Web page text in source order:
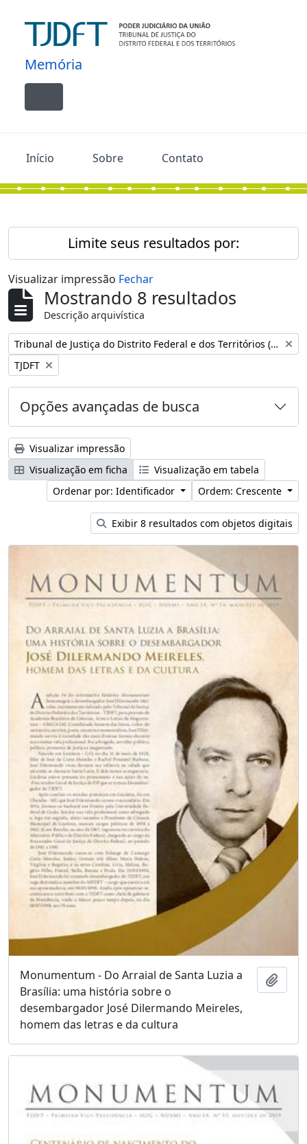
Memória
Toggle navigation
Início Sobre Contato
Limite seus resultados por:
Visualizar impressão Fechar
Mostrando 8 resultados
Descrição arquivística
Remover filtro:
Tribunal de Justiça do Distrito Federal e dos Territórios (Brasil)
Remover filtro:
TJDFT
Opções avançadas de busca
Visualizar impressão
Visualização em ficha
Visualização em tabela
Ordenar por: Identificador
Ordem: Crescente
Exibir 8 resultados com objetos digitais
Monumentum - Do Arraial de Santa Luzia a
Brasília: uma história sobre o
desembargador José Dilermando Meireles,
homem das letras e da cultura